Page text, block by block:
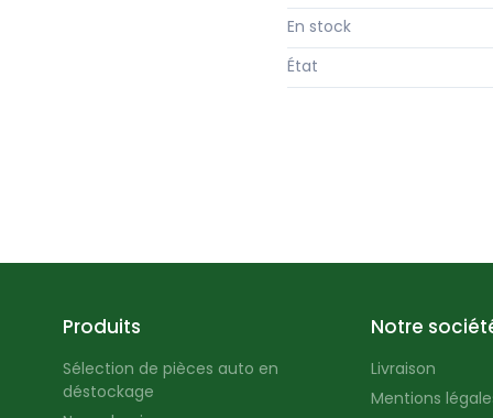
En stock
État
Produits
Sélection de pièces auto en
déstockage
Notre
Livraison
Mentions